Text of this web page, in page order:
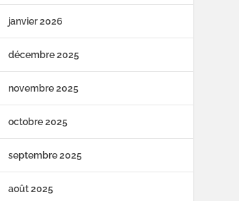
janvier 2026
décembre 2025
novembre 2025
octobre 2025
septembre 2025
août 2025